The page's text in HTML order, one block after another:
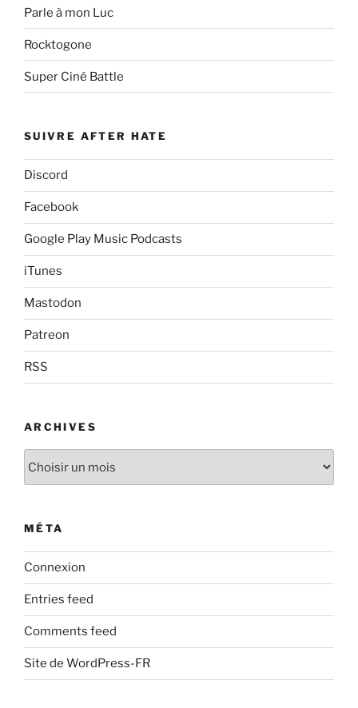
Parle à mon Luc
Rocktogone
Super Ciné Battle
SUIVRE AFTER HATE
Discord
Facebook
Google Play Music Podcasts
iTunes
Mastodon
Patreon
RSS
ARCHIVES
MÉTA
Connexion
Entries feed
Comments feed
Site de WordPress-FR